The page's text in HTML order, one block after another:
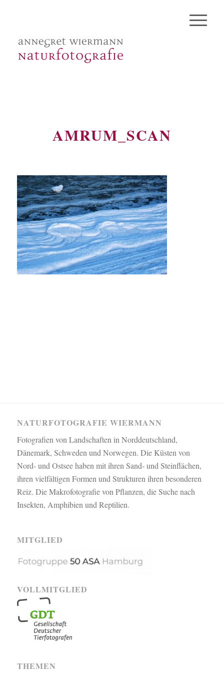
AMRUM_SCAN
NATURFOTOGRAFIE WIERMANN
Fotografien von Landschaften in Norddeutschland,
Dänemark, Schweden und Norwegen. Die Küsten von
Nord- und Ostsee haben mit ihren Sand- und Steinflächen,
ihren vielfältigen Formen und Strukturen ihren besonderen
Reiz. Die Makrofotografie von Pflanzen, die Suche nach
Insekten, Amphibien und Reptilien.
MITGLIED
VOLLMITGLIED
THEMEN